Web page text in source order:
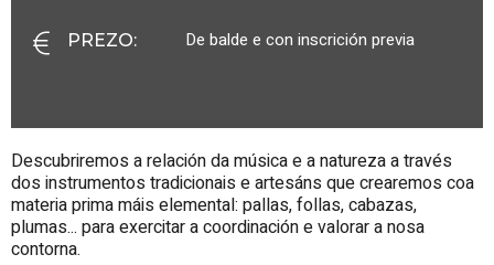
PREZO: De balde e con inscrición previa
Descubriremos a relación da música e a natureza a través
dos instrumentos tradicionais e artesáns que crearemos coa
materia prima máis elemental: pallas, follas, cabazas,
plumas... para exercitar a coordinación e valorar a nosa
contorna.